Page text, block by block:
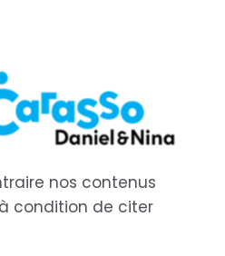
nos contenus
condition de citer